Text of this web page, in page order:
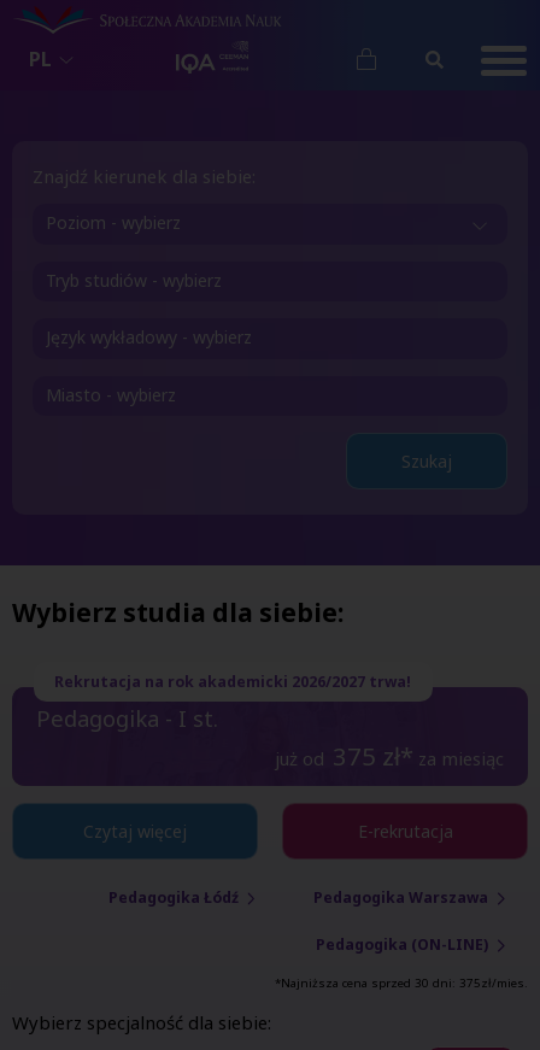
PL
Znajdź kierunek dla siebie:
Poziom - wybierz
Szukaj
Wybierz studia dla siebie:
Pedagogika - I st.
już od 375 zł* za miesiąc
Rekrutacja na rok akademicki 2026/2027 trwa!
Czytaj więcej E-rekrutacja
Pedagogika Łódź Pedagogika Warszawa
Pedagogika (ON-LINE)
*Najniższa cena sprzed 30 dni: 375zł/mies.
Wybierz specjalność dla siebie: